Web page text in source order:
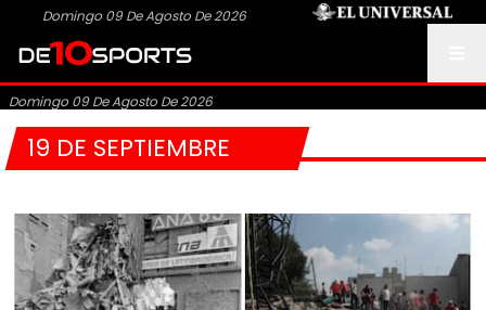
Domingo 09 De Agosto De 2026
Domingo 09 De Agosto De 2026
19 DE SEPTIEMBRE